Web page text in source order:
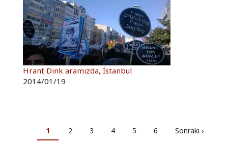
Hrant Dink aramızda, İstanbul
2014/01/19
Sayfalama
Şu
an
1 Sayfa
2 Sayfa
3 Sayfa
4 Sayfa
5 Sayfa
6 Sonraki
Sonraki ›